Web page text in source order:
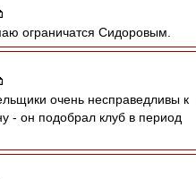
ограничатся Сидоровым.
очень несправедливы к
- он подобрал клуб в период